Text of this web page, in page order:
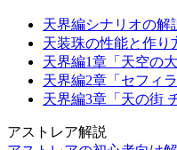
天界編シナリオの解
天装珠の性能と作り
天界編1章「天空の大
天界編2章「セフィ
天界編3章「天の街
アストレア解説